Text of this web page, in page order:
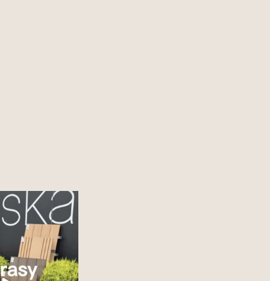
Deska
detal opowiada
piękną zielenią i
Zapraszamy po
i nowoczesność w
kompozytowa od
i styl w jednym.
rozwiązania na
...
2